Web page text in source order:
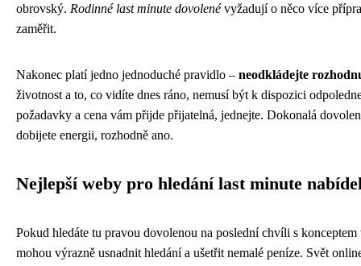
obrovský. Rodinné last minute dovolenévyžadují o něco více
zaměřit.
Nakonec platí jedno jednoduché pravidlo – neodkládejte
životnost a to, co vidíte dnes ráno, nemusí být k dispozici
požadavky a cena vám přijde přijatelná, jednejte. Dokonalá
dobijete energii, rozhodně ano.
Nejlepší weby pro hledání last minute
Pokud hledáte tu pravou dovolenou na poslední chvíli s
mohou výrazně usnadnit hledání a ušetřit nemalé peníze. Svět